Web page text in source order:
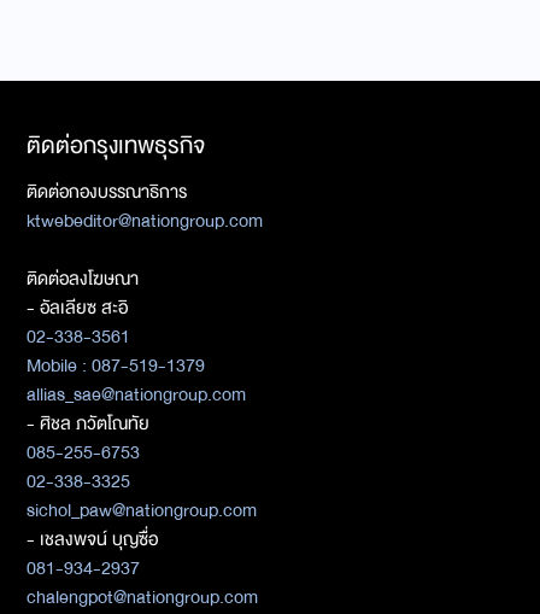
ติดต่อกรุงเทพธุรกิจ
ติดต่อกองบรรณาธิการ
ktwebeditor@nationgroup.com
ติดต่อลงโฆษณา
- อัลเลียซ สะอิ
02-338-3561
Mobile : 087-519-1379
allias_sae@nationgroup.com
- ศิชล ภวัตโณทัย
085-255-6753
02-338-3325
sichol_paw@nationgroup.com
- เชลงพจน์ บุญซื่อ
081-934-2937
chalengpot@nationgroup.com